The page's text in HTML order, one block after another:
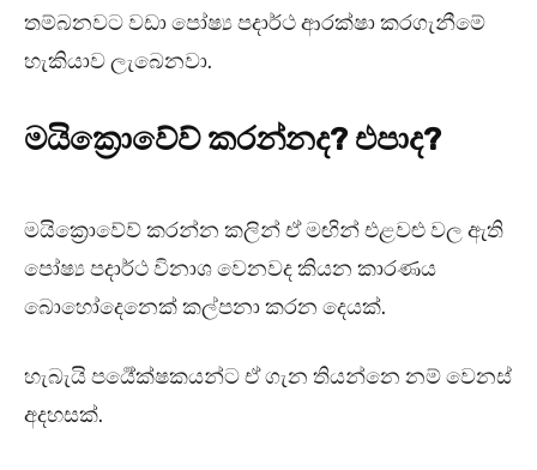
තම්බනවට වඩා පෝෂ්‍ය පදාර්ථ ආරක්ෂා කරගැනීමේ
හැකියාව ලැබෙනවා.
මයික්‍රොවේව් කරන්නද? එපාද?
මයික්‍රොවේව් කරන්න කලින් ඒ මඟින් එළවළු වල ඇති
පෝෂ්‍ය පදාර්ථ විනාශ වෙනවද කියන කාරණය
බොහෝදෙනෙක් කල්පනා කරන දෙයක්.
හැබැයි පර්‍යේක්ෂකයන්ට ඒ ගැන තියන්නෙ නම් වෙනස්
අදහසක්.